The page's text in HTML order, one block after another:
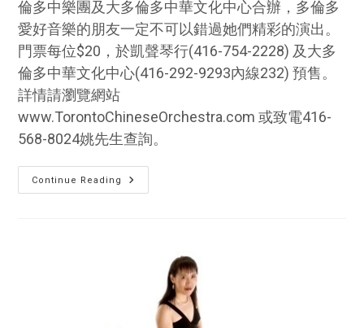
倫多中樂團及大多倫多中華文化中心合辦，多倫多
愛好音樂的朋友一定不可以錯過她們精彩的演出。
門票每位$20，於凱聲琴行(416-754-2228) 及大多
倫多中華文化中心(416-292-9293內線232) 預售。
詳情請瀏覽網站
www.TorontoChineseOrchestra.com 或致電416-
568-8024姚先生查詢。
Continue Reading
“紅
庭”撥